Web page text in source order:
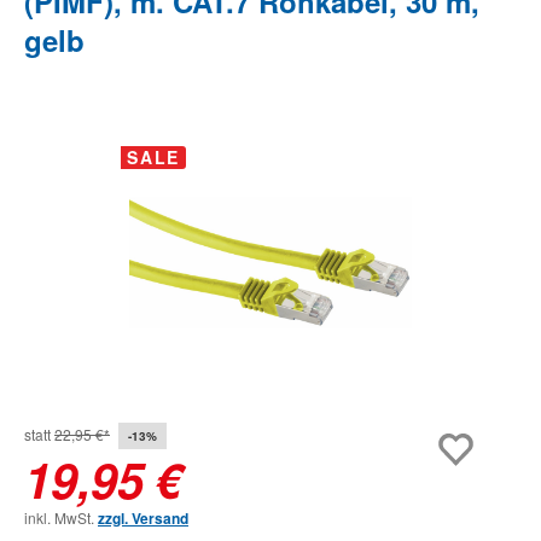
gelb
Bildergalerie überspringen
SALE
statt22,95 €* -13%
19,95 €
inkl. MwSt. zzgl. Versand